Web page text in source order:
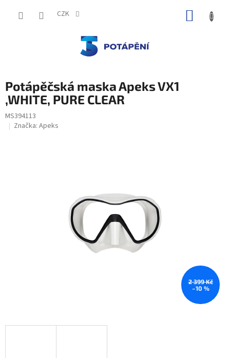
CZK
Potápěčská maska Apeks VX1
,WHITE, PURE CLEAR
MS394113
Značka: Apeks
2 399 Kč
–10 %